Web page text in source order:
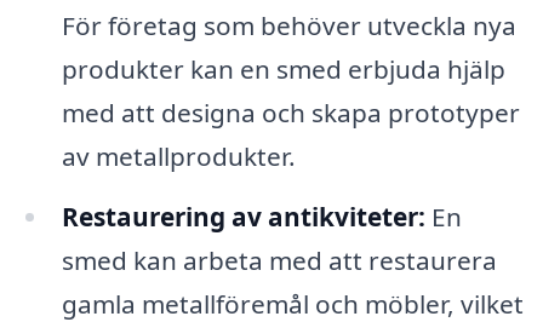
För företag som behöver utveckla nya
produkter kan en smed erbjuda hjälp
med att designa och skapa prototyper
av metallprodukter.
Restaurering av antikviteter: En
smed kan arbeta med att restaurera
gamla metallföremål och möbler, vilket